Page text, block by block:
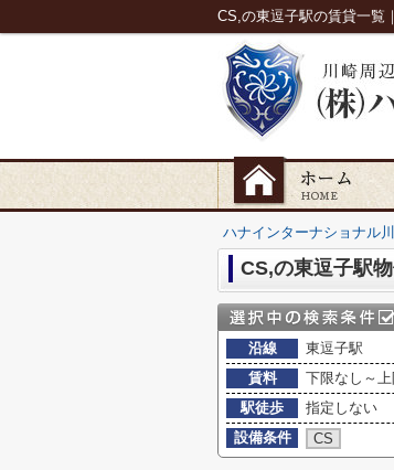
CS,の東逗子駅の賃貸一覧
ハナインターナショナル
CS,の東逗子駅
沿線
東逗子駅
賃料
下限なし～上
駅徒歩
指定しない
設備条件
CS